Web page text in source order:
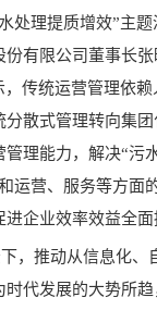
处理提质增效”主
份有限公司董事长
，传统运营管理依
散式管理转向集
管理能力，解决“污
运营、服务等方面
企业效率效益全面
，推动从信息化
代发展的大势所